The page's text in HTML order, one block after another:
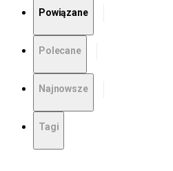
Powiązane
Polecane
Najnowsze
Tagi